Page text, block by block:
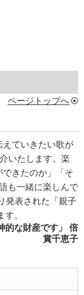
ページトップへ
ていきたい歌が
いたします。楽
きたのか」「そ
も一緒に楽しんで
発表された「親子
。
的な財産です」 倍
賞千恵子